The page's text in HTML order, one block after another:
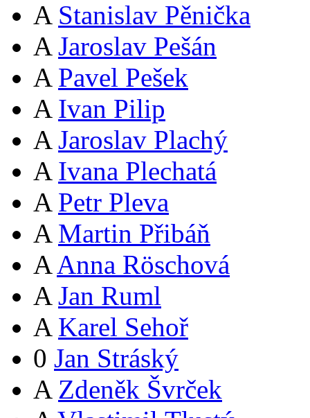
A Stanislav Pěnička
A Jaroslav Pešán
A Pavel Pešek
A Ivan Pilip
A Jaroslav Plachý
A Ivana Plechatá
A Petr Pleva
A Martin Přibáň
A Anna Röschová
A Jan Ruml
A Karel Sehoř
0 Jan Stráský
A Zdeněk Švrček